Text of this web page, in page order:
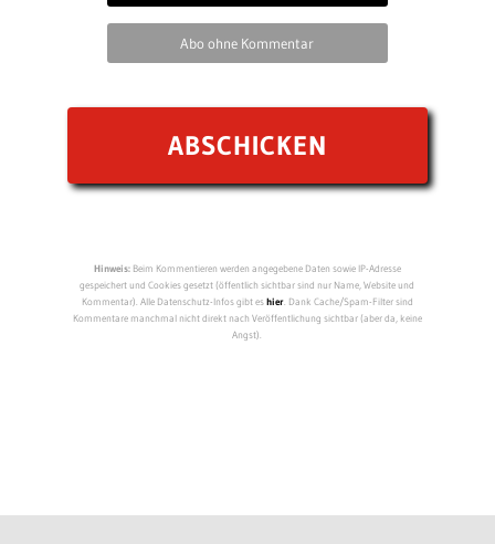
Abo ohne Kommentar
Hinweis:Beim Kommentieren werden angegebene Daten sowie IP-Adresse
gespeichert und Cookies gesetzt (öffentlich sichtbar sind nur Name, Website und
Kommentar). Alle Datenschutz-Infos gibt eshier. Dank Cache/Spam-Filter sind
Kommentare manchmal nicht direkt nach Veröffentlichung sichtbar (aber da, keine
Angst).